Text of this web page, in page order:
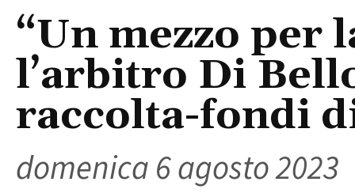
“Un mezzo per
l’arbitro Di
raccolta-fondi
domenica 6 agosto 2023